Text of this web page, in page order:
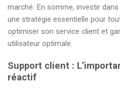
marché. En somme, investir
une stratégie essentielle pour
optimiser son service client et
utilisateur optimale.
Support client :
réactif